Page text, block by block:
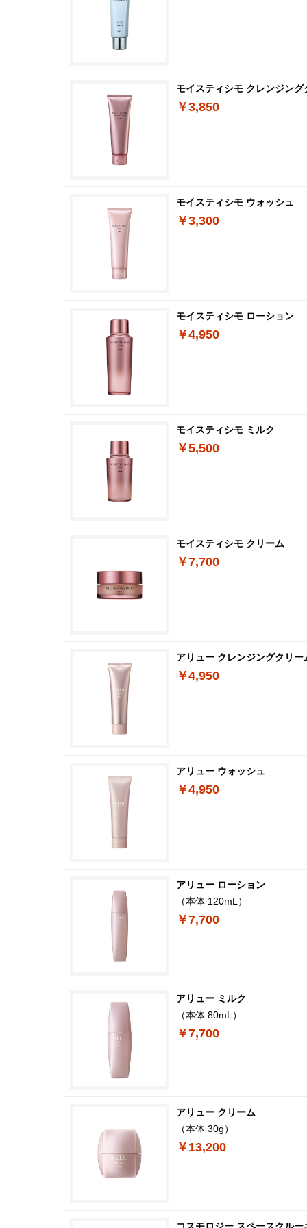
モイスティシモ クレンジング
￥3,850
モイスティシモ ウォッシュ
￥3,300
モイスティシモ ローション
￥4,950
モイスティシモ ミルク
￥5,500
モイスティシモ クリーム
￥7,700
アリュー クレンジングクリー
￥4,950
アリュー ウォッシュ
￥4,950
アリュー ローション
（本体 120mL）
￥7,700
アリュー ミルク
（本体 80mL）
￥7,700
アリュー クリーム
（本体 30g）
￥13,200